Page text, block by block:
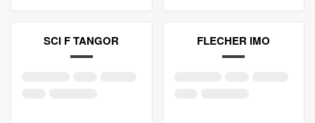
SCI F TANGOR FLECHER IMO